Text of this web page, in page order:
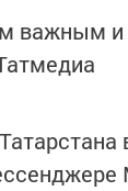
важным